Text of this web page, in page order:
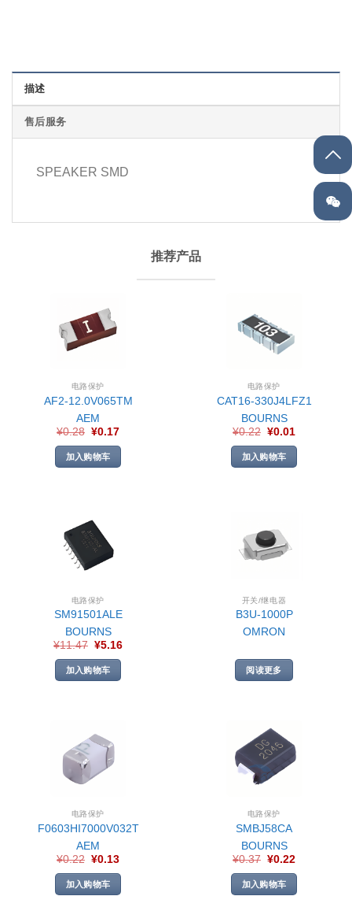
描述
售后服务
SPEAKER SMD
推荐产品
电路保护
AF2-12.0V065TM
AEM
¥0.28 ¥0.17
加入购物车
电路保护
CAT16-330J4LFZ1
BOURNS
¥0.22 ¥0.01
加入购物车
电路保护
SM91501ALE
BOURNS
¥11.47 ¥5.16
加入购物车
开关/继电器
B3U-1000P
OMRON
阅读更多
电路保护
F0603HI7000V032T
AEM
¥0.22 ¥0.13
加入购物车
电路保护
SMBJ58CA
BOURNS
¥0.37 ¥0.22
加入购物车